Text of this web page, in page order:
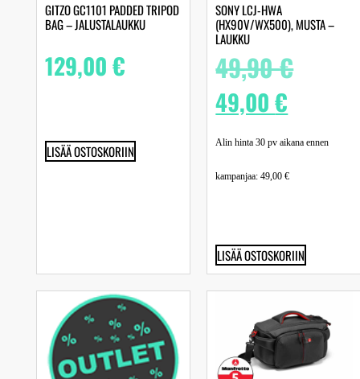
GITZO GC1101 PADDED TRIPOD
BAG – JALUSTALAUKKU
129,00€
LISÄÄ OSTOSKORIIN
SONY LCJ-HWA
(HX90V/WX500), MUSTA –
LAUKKU
49,90€
49,00€
Alin hinta 30 pv aikana ennen
kampanjaa:49,00€
LISÄÄ OSTOSKORIIN